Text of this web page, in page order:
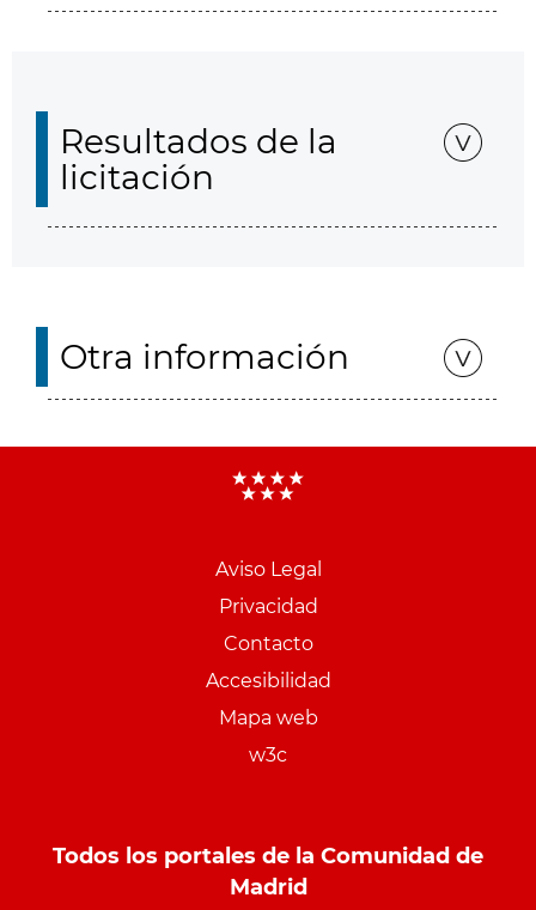
Resultados de la
licitación
Otra información
Aviso Legal
Privacidad
Contacto
Accesibilidad
Mapa web
w3c
Todos los portales de la Comunidad de
Madrid